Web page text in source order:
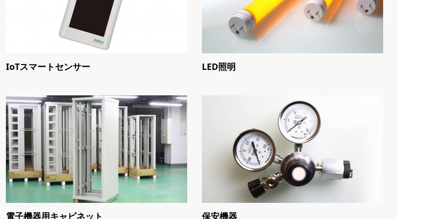
IoTスマートセンサー LED照明
電子機器用キャビネット 保安機器